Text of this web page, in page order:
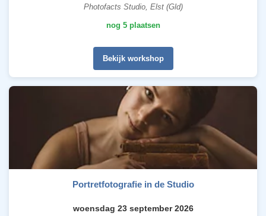
Photofacts Studio, Elst (Gld)
nog 5 plaatsen
Bekijk workshop
Portretfotografie in de Studio
woensdag 23 september 2026